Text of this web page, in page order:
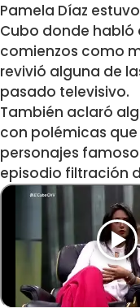
Pamela Díaz
Cubo donde habló
comienzos como
revivió alguna de
pasado televisivo.
También aclaró
con polémicas
personajes
episodio filtración